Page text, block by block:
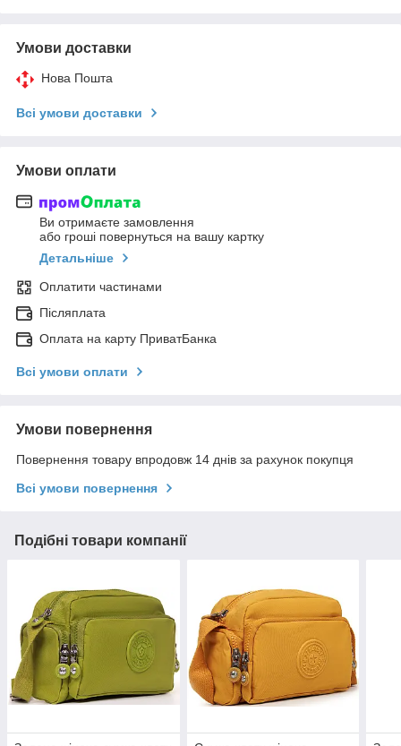
Умови доставки
Нова Пошта
Всі умови доставки
Умови оплати
Ви отримаєте замовлення
або гроші повернуться на вашу картку
Детальніше
Оплатити частинами
Післяплата
Оплата на карту ПриватБанка
Всі умови оплати
Умови повернення
Повернення товару впродовж 14 днів за рахунок покупця
Всі умови повернення
Подібні товари компанії